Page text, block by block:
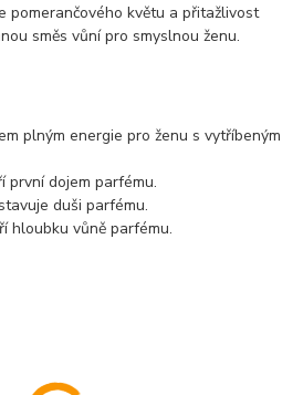
pomerančového květu a přitažlivost
směs vůní pro smyslnou ženu.
plným energie pro ženu s vytříbeným
první dojem parfému.
duši parfému.
hloubku vůně parfému.